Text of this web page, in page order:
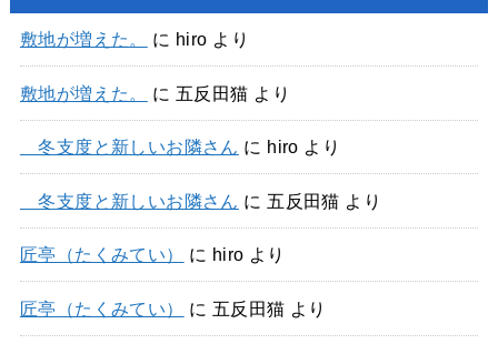
敷地が増えた。 に hiro より
敷地が増えた。 に 五反田猫 より
冬支度と新しいお隣さん に hiro より
冬支度と新しいお隣さん に 五反田猫 より
匠亭（たくみてい） に hiro より
匠亭（たくみてい） に 五反田猫 より